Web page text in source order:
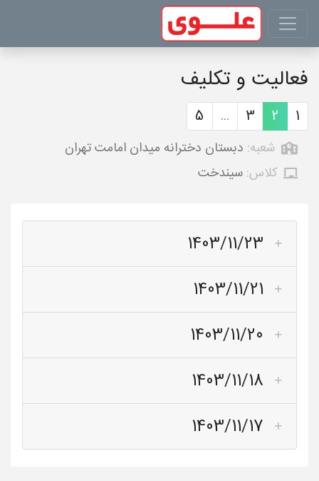
فعالیت و تکلیف
1
2
3
...
5
شعبه: دبستان دخترانه میدان امامت تهران
کلاس: سیندخت
1403/11/23
1403/11/21
1403/11/20
1403/11/18
1403/11/17